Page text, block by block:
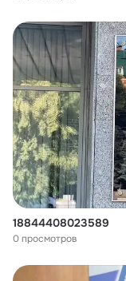
18844408023589
0 просмотров